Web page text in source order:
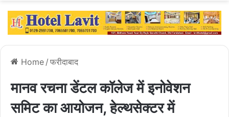
Home / फरीदाबाद
मानव रचना डेंटल कॉलेज में इनोवेशन
समिट का आयोजन, हेल्थसेक्टर में